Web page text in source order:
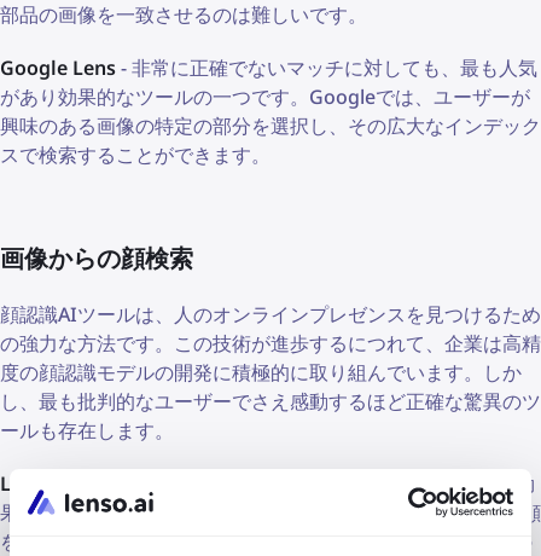
部品の画像を一致させるのは難しいです。
Google Lens- 非常に正確でないマッチに対しても、最も人気
があり効果的なツールの一つです。Googleでは、ユーザーが
興味のある画像の特定の部分を選択し、その広大なインデック
スで検索することができます。
画像からの顔検索
顔認識AIツールは、人のオンラインプレゼンスを見つけるため
の強力な方法です。この技術が進歩するにつれて、企業は高精
度の顔認識モデルの開発に積極的に取り組んでいます。しか
し、最も批判的なユーザーでさえ感動するほど正確な驚異のツ
ールも存在します。
Lenso.ai
- Lensoは、人々を驚異的な精度で認識する非常に効
果的なアルゴリズムを使用しています。ユーザーが画像内の顔
を特定して検索できるようにします。*このツールは、特定の